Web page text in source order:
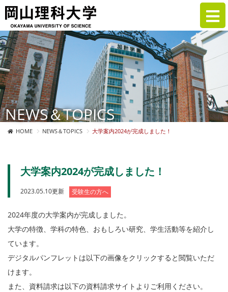
NEWS＆TOPICS
HOME NEWS＆TOPICS 大学案内2024が完成しました！
大学案内2024が完成しました！
2023.05.10更新 受験生の方へ
2024年度の大学案内が完成しました。
大学の特徴、学科の特色、おもしろい研究、学生活動等を紹介し
ています。
デジタルパンフレットは以下の画像をクリックすると閲覧いただ
けます。
また、資料請求は以下の資料請求サイトよりご利用ください。